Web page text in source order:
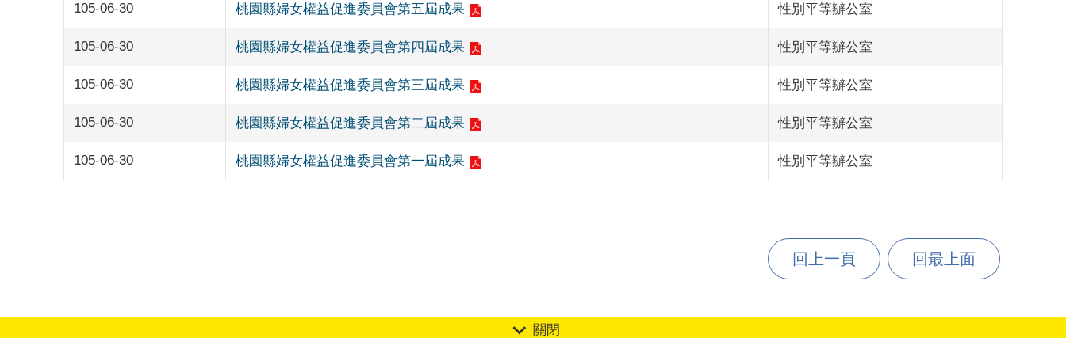
105-06-30 桃園縣婦女權益促進委員會第五屆成果 性別平等辦公室
105-06-30 桃園縣婦女權益促進委員會第四屆成果 性別平等辦公室
105-06-30 桃園縣婦女權益促進委員會第三屆成果 性別平等辦公室
105-06-30 桃園縣婦女權益促進委員會第二屆成果 性別平等辦公室
105-06-30 桃園縣婦女權益促進委員會第一屆成果 性別平等辦公室
回上一頁 回最上面
關閉